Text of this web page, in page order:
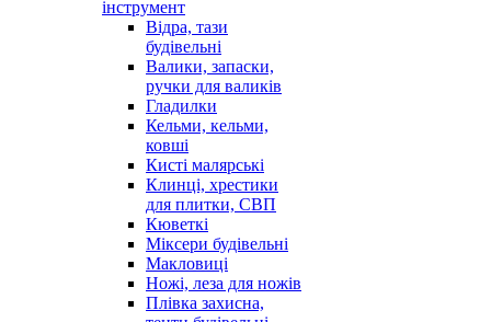
інструмент
Відра, тази
будівельні
Валики, запаски,
ручки для валиків
Гладилки
Кельми, кельми,
ковші
Кисті малярські
Клинці, хрестики
для плитки, СВП
Кюветкі
Міксери будівельні
Макловиці
Ножі, леза для ножів
Плівка захисна,